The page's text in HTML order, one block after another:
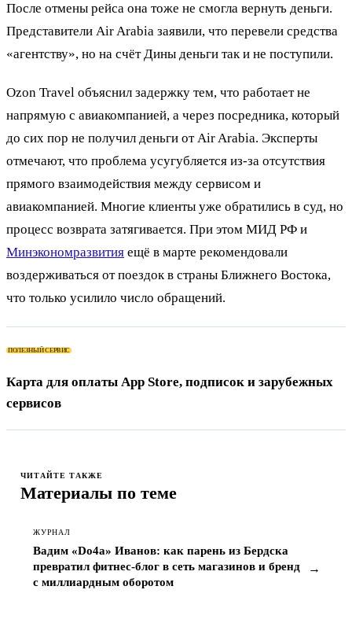
После отмены рейса она тоже не смогла вернуть деньги.
Представители Air Arabia заявили, что перевели средства
«агентству», но на счёт Дины деньги так и не поступили.
Ozon Travel объяснил задержку тем, что работает не
напрямую с авиакомпанией, а через посредника, который
до сих пор не получил деньги от Air Arabia. Эксперты
отмечают, что проблема усугубляется из-за отсутствия
прямого взаимодействия между сервисом и
авиакомпанией. Многие клиенты уже обратились в суд, но
процесс возврата затягивается. При этом МИД РФ и
Минэкономразвития ещё в марте рекомендовали
воздерживаться от поездок в страны Ближнего Востока,
что только усилило число обращений.
ПОЛЕЗНЫЙ СЕРВИС
Карта для оплаты App Store, подписок и зарубежных
сервисов
ЧИТАЙТЕ ТАКЖЕ
Материалы по теме
ЖУРНАЛ
Вадим «Do4a» Иванов: как парень из Бердска
превратил фитнес-блог в сеть магазинов и бренд
с миллиардным оборотом
→